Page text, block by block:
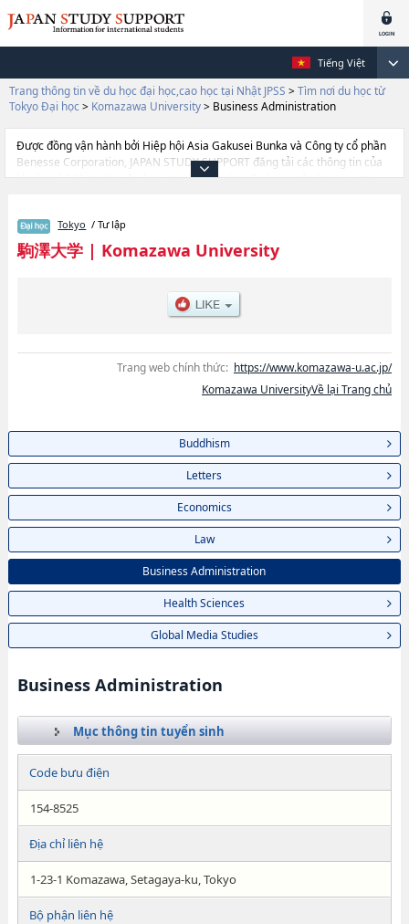
Tiếng Việt
Trang thông tin về du học đại học,cao học tại Nhật JPSS > Tìm nơi du học từ
Tokyo Đại học > Komazawa University> Business Administration
Được đồng vận hành bởi Hiệp hội Asia Gakusei Bunka và Công ty cổ phần
Benesse Corporation, JAPAN STUDY SUPPORT đăng tải các thông tin của
khoảng 1.300 trường đại học, cao học, trường đại học ngắn hạn, trường
cần thiết dành cho du học sinh, như là về các Ngành BuddhismhoặcNgành
LettershoặcNgành EconomicshoặcNgành LawhoặcNgành Business
AdministrationhoặcNgành Health ScienceshoặcNgành Global Media
số lượng tuyển sinh, số lượng trúng tuyển, cở sở trang thiết bị, hướng dẫn
Tokyo / Tư lập
駒澤大学| Komazawa University
Trang web chính thức: https://www.komazawa-u.ac.jp/
Komazawa UniversityVề lại Trang chủ
Buddhism
Letters
Economics
Law
Business Administration
Health Sciences
Global Media Studies
Business Administration
Mục thông tin tuyển sinh
Code bưu điện
154-8525
Địa chỉ liên hệ
1-23-1 Komazawa, Setagaya-ku, Tokyo
Bộ phận liên hệ